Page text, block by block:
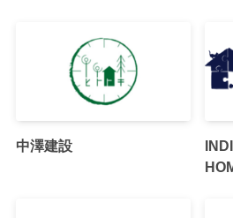
中澤建設